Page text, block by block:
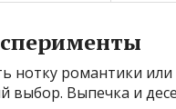
нотку романтики
выбор. Выпечка и